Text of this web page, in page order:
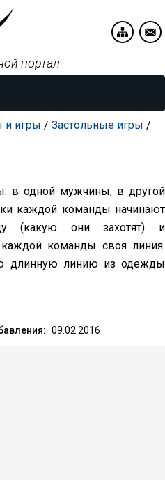
портал
и игры / Застольные игры /
в одной мужчины, в другой
каждой команды начинают
(какую они захотят) и
команды своя линия.
длинную линию из одежды
09.02.2016